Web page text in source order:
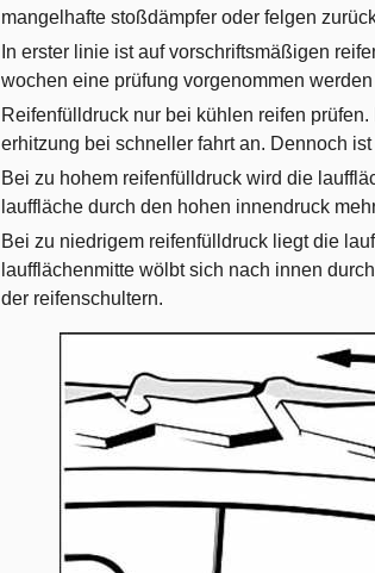
mangelhafte stoßdämpfer oder felgen
In erster linie ist auf vorschriftsmäßigen
wochen eine prüfung vorgenommen
Reifenfülldruck nur bei kühlen reifen
erhitzung bei schneller fahrt an. Dennoch
Bei zu hohem reifenfülldruck wird die
lauffläche durch den hohen innendruck
Bei zu niedrigem reifenfülldruck liegt die
laufflächenmitte wölbt sich nach innen
der reifenschultern.